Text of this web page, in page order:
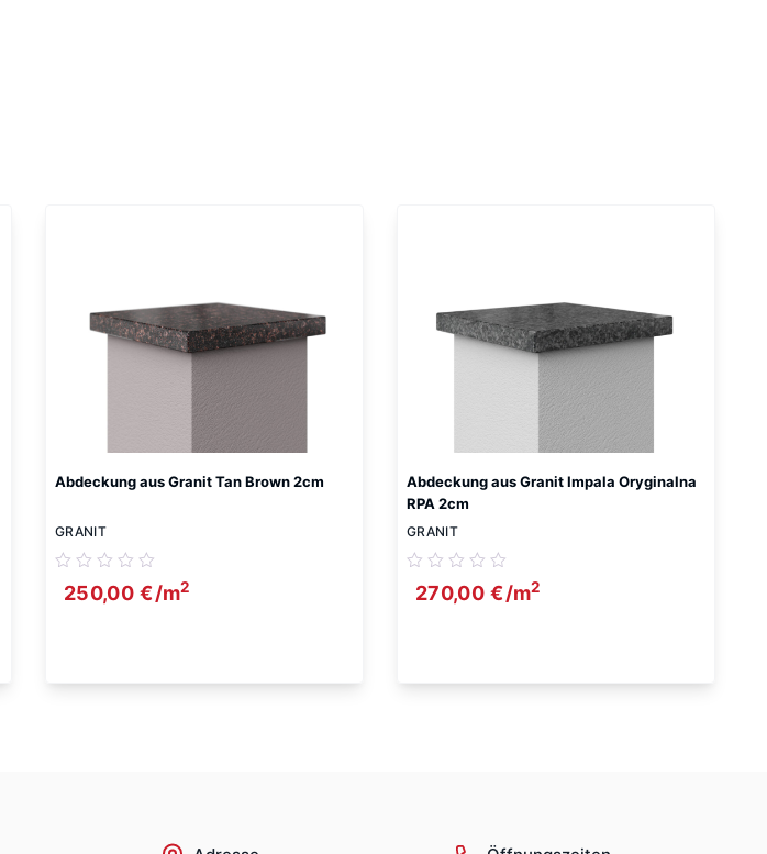
Abdeckung aus Granit Tan Brown 2cm
GRANIT
250,00 €/m2
Abdeckung aus Granit Impala Oryginalna
RPA 2cm
GRANIT
270,00 €/m2